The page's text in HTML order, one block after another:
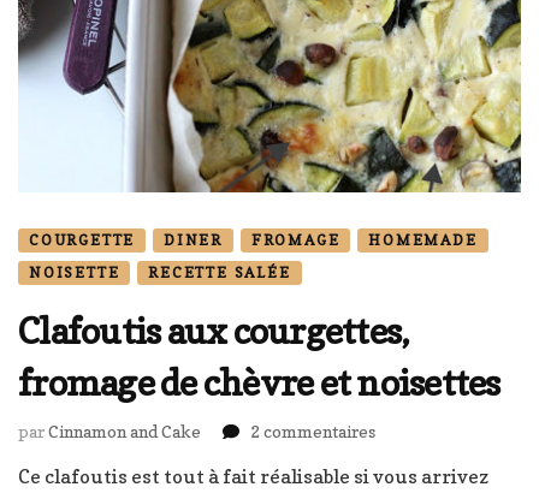
COURGETTE DINER FROMAGE
HOMEMADE
NOISETTE
RECETTE SALÉE
Clafoutis aux courgettes,
fromage de chèvre et noisettes
parCinnamon and Cake 2 commentairessur
aux
Ce clafoutis est tout à fait réalisable si vous arrivez